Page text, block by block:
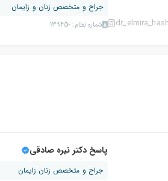
جراح و متخصص زنان و زایمان
شماره نظام: 139450
پاسخ دکتر نیره صادقی
جراح و متخصص زنان زایمان